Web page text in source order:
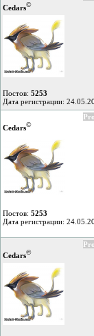
Cedars©
Постов: 5253
Дата регистрации:
Cedars©
Постов: 5253
Дата регистрации:
Cedars©